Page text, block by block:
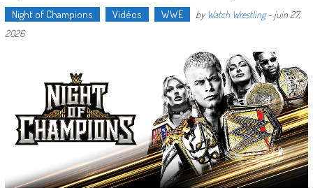
Night of Champions Vidéos WWE by Watch Wrestling- juin 27,
2026